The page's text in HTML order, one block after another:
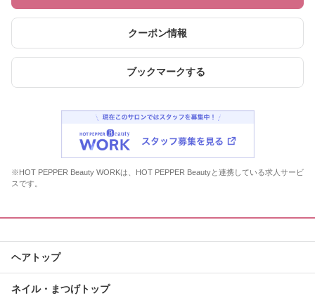
クーポン情報
ブックマークする
※HOT PEPPER Beauty WORKは、HOT PEPPER Beautyと連携している求人サービ
スです。
ヘアトップ
ネイル・まつげトップ